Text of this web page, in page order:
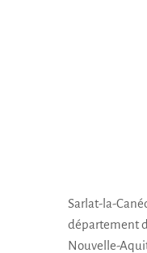
Sarlat-la-
département
Nouvelle-